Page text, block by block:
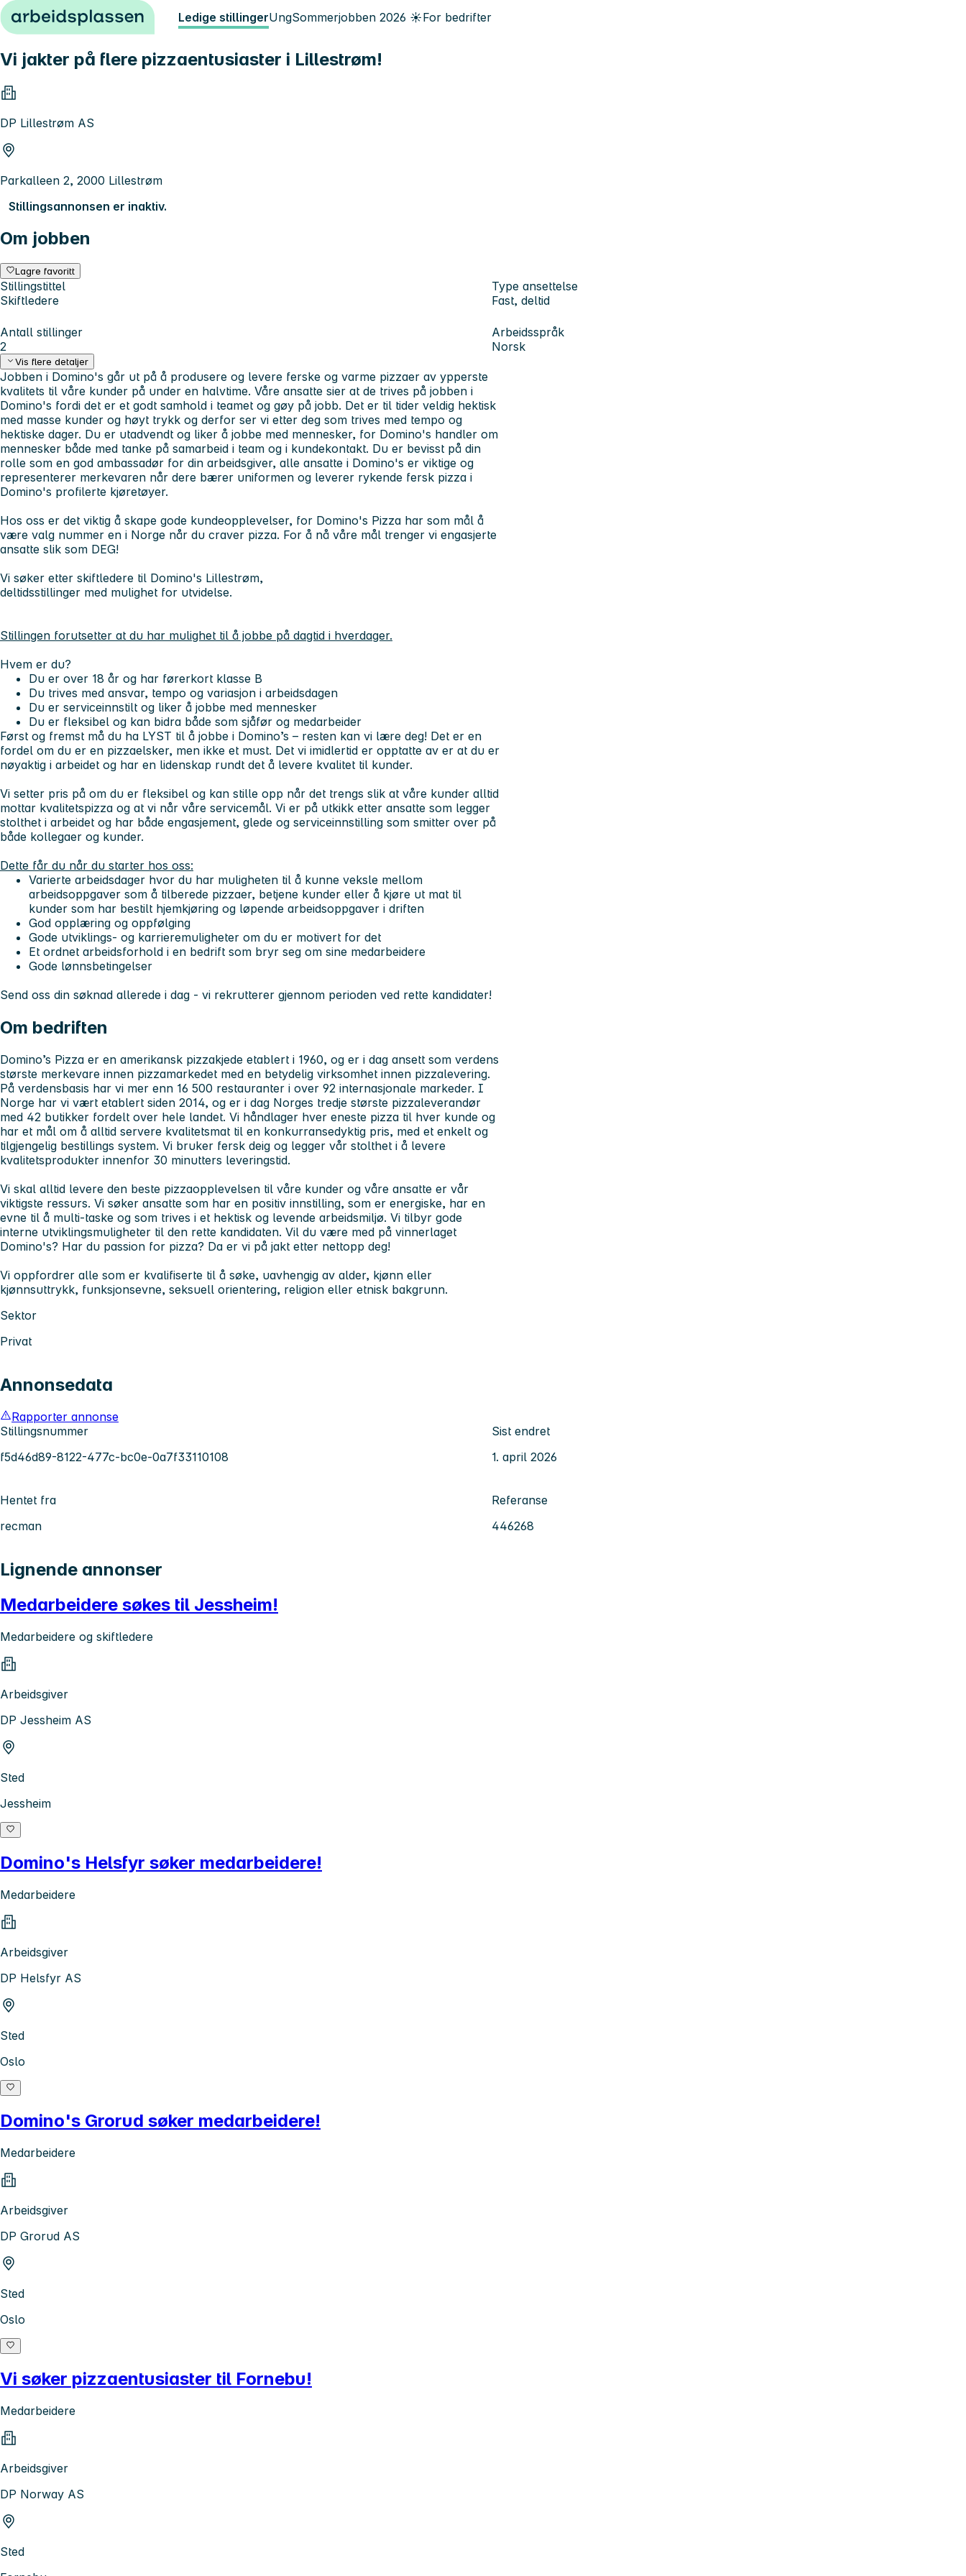
Hopp til innhold Ledige stillingerUngSommerjobben 2026 ☀️For bedrifter
Vi jakter på flere pizzaentusiaster i Lillestrøm!
DP Lillestrøm AS
Parkalleen 2, 2000 Lillestrøm
Stillingsannonsen er inaktiv.
Om jobben
Lagre favoritt
Stillingstittel
Skiftledere
Type ansettelse
Fast, deltid
Antall stillinger
2
Arbeidsspråk
Norsk
Vis flere detaljer
Jobben i Domino's går ut på å produsere og levere ferske og varme pizzaer av ypperste
kvalitets til våre kunder på under en halvtime. Våre ansatte sier at de trives på jobben i
Domino's fordi det er et godt samhold i teamet og gøy på jobb. Det er til tider veldig hektisk
med masse kunder og høyt trykk og derfor ser vi etter deg som trives med tempo og
hektiske dager. Du er utadvendt og liker å jobbe med mennesker, for Domino's handler om
mennesker både med tanke på samarbeid i team og i kundekontakt. Du er bevisst på din
rolle som en god ambassadør for din arbeidsgiver, alle ansatte i Domino's er viktige og
representerer merkevaren når dere bærer uniformen og leverer rykende fersk pizza i
Domino's profilerte kjøretøyer.
Hos oss er det viktig å skape gode kundeopplevelser, for Domino's Pizza har som mål å
være valg nummer en i Norge når du craver pizza. For å nå våre mål trenger vi engasjerte
ansatte slik som DEG!
Vi søker etter skiftledere til Domino's Lillestrøm,
deltidsstillinger med mulighet for utvidelse.
Stillingen forutsetter at du har mulighet til å jobbe på dagtid i hverdager.
Hvem er du?
Du er over 18 år og har førerkort klasse B
Du trives med ansvar, tempo og variasjon i arbeidsdagen
Du er serviceinnstilt og liker å jobbe med mennesker
Du er fleksibel og kan bidra både som sjåfør og medarbeider
Først og fremst må du ha LYST til å jobbe i Domino’s – resten kan vi lære deg! Det er en
fordel om du er en pizzaelsker, men ikke et must. Det vi imidlertid er opptatte av er at du er
nøyaktig i arbeidet og har en lidenskap rundt det å levere kvalitet til kunder.
Vi setter pris på om du er fleksibel og kan stille opp når det trengs slik at våre kunder alltid
mottar kvalitetspizza og at vi når våre servicemål. Vi er på utkikk etter ansatte som legger
stolthet i arbeidet og har både engasjement, glede og serviceinnstilling som smitter over på
både kollegaer og kunder.
Dette får du når du starter hos oss:
Varierte arbeidsdager hvor du har muligheten til å kunne veksle mellom
arbeidsoppgaver som å tilberede pizzaer, betjene kunder eller å kjøre ut mat til
kunder som har bestilt hjemkjøring og løpende arbeidsoppgaver i driften
God opplæring og oppfølging
Gode utviklings- og karrieremuligheter om du er motivert for det
Et ordnet arbeidsforhold i en bedrift som bryr seg om sine medarbeidere
Gode lønnsbetingelser
Send oss din søknad allerede i dag - vi rekrutterer gjennom perioden ved rette kandidater!
Om bedriften
Domino’s Pizza er en amerikansk pizzakjede etablert i 1960, og er i dag ansett som verdens
største merkevare innen pizzamarkedet med en betydelig virksomhet innen pizzalevering.
På verdensbasis har vi mer enn 16 500 restauranter i over 92 internasjonale markeder. I
Norge har vi vært etablert siden 2014, og er i dag Norges tredje største pizzaleverandør
med 42 butikker fordelt over hele landet. Vi håndlager hver eneste pizza til hver kunde og
har et mål om å alltid servere kvalitetsmat til en konkurransedyktig pris, med et enkelt og
tilgjengelig bestillings system. Vi bruker fersk deig og legger vår stolthet i å levere
kvalitetsprodukter innenfor 30 minutters leveringstid.
Vi skal alltid levere den beste pizzaopplevelsen til våre kunder og våre ansatte er vår
viktigste ressurs. Vi søker ansatte som har en positiv innstilling, som er energiske, har en
evne til å multi-taske og som trives i et hektisk og levende arbeidsmiljø. Vi tilbyr gode
interne utviklingsmuligheter til den rette kandidaten. Vil du være med på vinnerlaget
Domino's? Har du passion for pizza? Da er vi på jakt etter nettopp deg!
Vi oppfordrer alle som er kvalifiserte til å søke, uavhengig av alder, kjønn eller
kjønnsuttrykk, funksjonsevne, seksuell orientering, religion eller etnisk bakgrunn.
Sektor
Privat
Annonsedata
Rapporter annonse
Stillingsnummer
f5d46d89-8122-477c-bc0e-0a7f33110108
Sist endret
1. april 2026
Hentet fra
recman
Referanse
446268
Lignende annonser
Medarbeidere søkes til Jessheim!
Medarbeidere og skiftledere
Arbeidsgiver
DP Jessheim AS
Sted
Jessheim
Domino's Helsfyr søker medarbeidere!
Medarbeidere
Arbeidsgiver
DP Helsfyr AS
Sted
Oslo
Domino's Grorud søker medarbeidere!
Medarbeidere
Arbeidsgiver
DP Grorud AS
Sted
Oslo
Vi søker pizzaentusiaster til Fornebu!
Medarbeidere
Arbeidsgiver
DP Norway AS
Sted